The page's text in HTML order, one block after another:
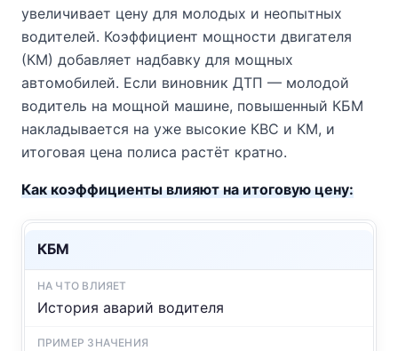
увеличивает цену для молодых и неопытных
водителей. Коэффициент мощности двигателя
(КМ) добавляет надбавку для мощных
автомобилей. Если виновник ДТП — молодой
водитель на мощной машине, повышенный КБМ
накладывается на уже высокие КВС и КМ, и
итоговая цена полиса растёт кратно.
Как коэффициенты влияют на итоговую цену:
КБМ
История аварий водителя